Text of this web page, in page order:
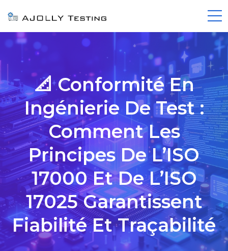
📐 Conformité En
Ingénierie De Test :
Comment Les
Principes De L’ISO
17000 Et De L’ISO
17025 Garantissent
Fiabilité Et Traçabilité